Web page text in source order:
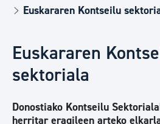
Euskararen Kontseilu
Euskararen
sektoriala
Donostiako Kontseilu
herritar eragileen arteko